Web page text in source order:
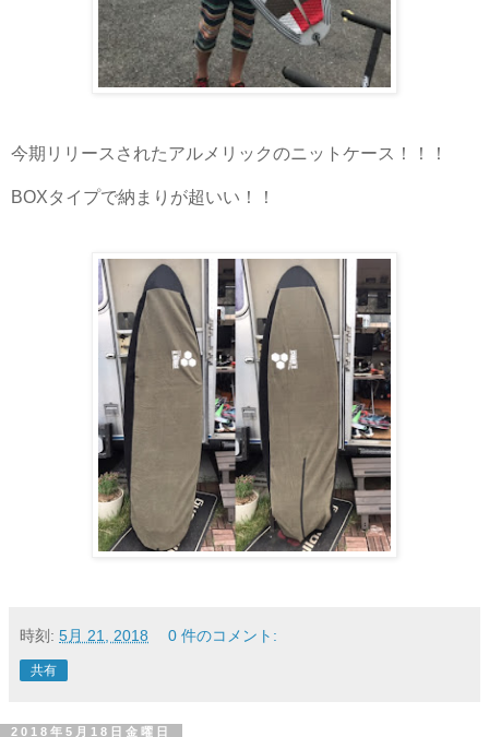
今期リリースされたアルメリックのニットケース！！！
BOXタイプで納まりが超いい！！
時刻: 5月 21, 2018 0 件のコメント:
共有
2018年5月18日金曜日